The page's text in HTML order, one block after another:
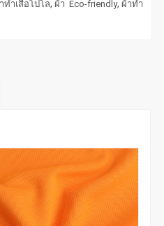
ทำเสื้อโปโล,ผ้า Eco-friendly,ผ้าทำ